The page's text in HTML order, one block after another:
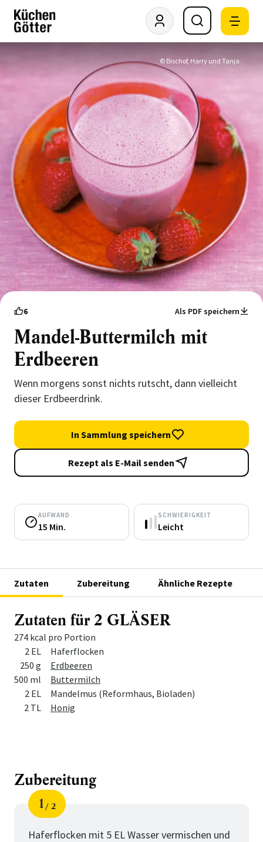
© Bischof, Harry und Tanja
6 Als PDF speichern
Mandel-Buttermilch mit
Erdbeeren
Wenn morgens sonst nichts rutscht, dann vielleicht
dieser Erdbeerdrink.
In Sammlung speichern
Rezept als E-Mail senden
AUFWAND
15 Min.
SCHWIERIGKEIT
Leicht
Zutaten Zubereitung Ähnliche Rezepte
Zutaten für 2 GLÄSER
274 kcal pro Portion
Menge Zutat
2 EL
Haferflocken
250 g
Erdbeeren
500 ml
Buttermilch
2 EL
Mandelmus (Reformhaus, Bioladen)
2 TL
Honig
Zubereitung
Schritt
1
von
2
Haferflocken mit 5 EL Wasser vermischen und